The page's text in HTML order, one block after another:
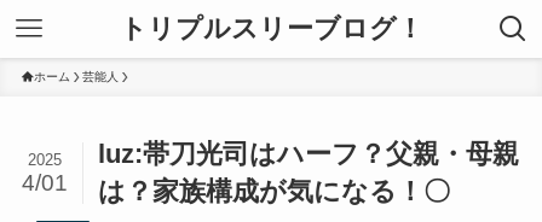
トリプルスリーブログ！
ホーム 芸能人
luz:帯刀光司はハーフ？父親・母親
は？家族構成が気になる！〇
2025
4/01